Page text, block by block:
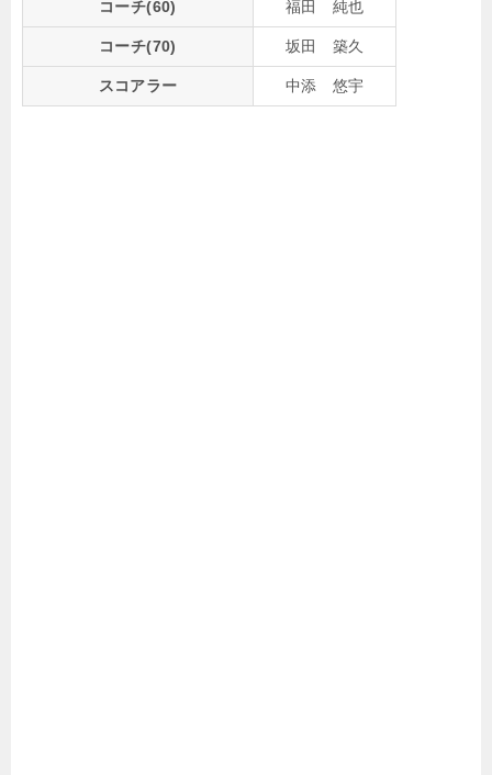
コーチ(60) 福田 純也
コーチ(70) 坂田 築久
スコアラー 中添 悠宇